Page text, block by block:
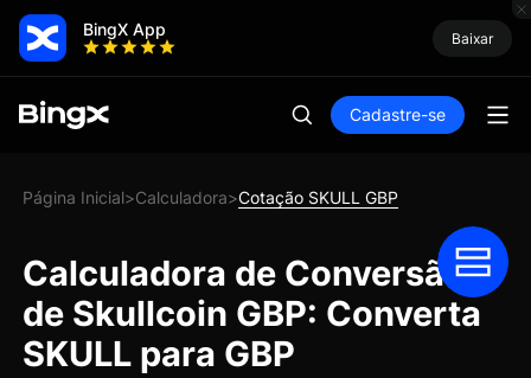
BingX App Baixar
Cadastre-se
Página Inicial>Calculadora>Cotação SKULL GBP
Calculadora de Conversão
de Skullcoin GBP: Converta
SKULL para GBP